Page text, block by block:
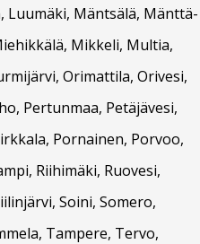
Luumäki, Mäntsälä, Mänttä-
Mikkeli, Multia,
Orimattila, Orivesi,
Pertunmaa, Petäjävesi,
Pornainen, Porvoo,
Riihimäki, Ruovesi,
Soini, Somero,
Tampere, Tervo,